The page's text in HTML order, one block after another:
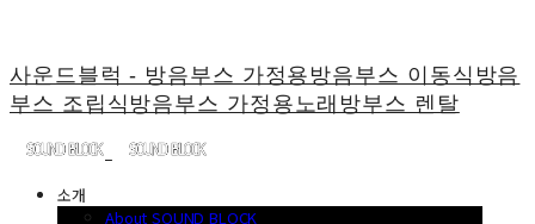
사운드블럭 - 방음부스 가정용방음부스 이동식방음
부스 조립식방음부스 가정용노래방부스 렌탈
소개
About SOUND BLOCK